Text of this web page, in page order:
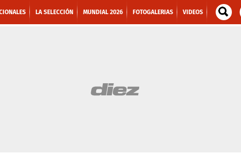
LA SELECCIÓN MUNDIAL 2026 FOTOGALERIAS VIDEOS